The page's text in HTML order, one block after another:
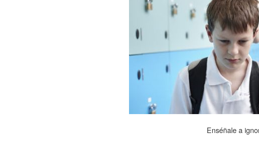
Enséñale a